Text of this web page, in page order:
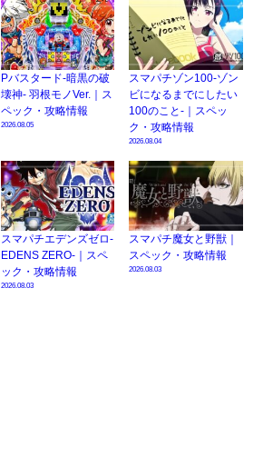
Pバスタード-暗黒の破
壊神- 羽根モノVer.｜ス
ペック・攻略情報
2026.08.05
スマパチゾン100-ゾン
ビになるまでにしたい
100のこと-｜スペッ
ク・攻略情報
2026.08.04
スマパチエデンズゼロ-
EDENS ZERO-｜スペ
ック・攻略情報
2026.08.03
スマパチ魔女と野獣｜
スペック・攻略情報
2026.08.03